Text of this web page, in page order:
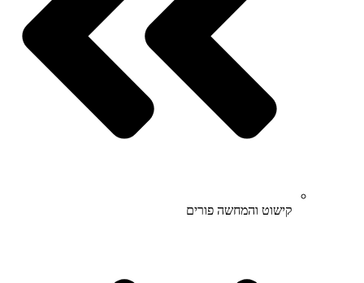
קישוט והמחשה פורים